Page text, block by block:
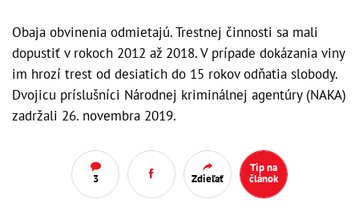
Obaja obvinenia odmietajú. Trestnej činnosti sa mali
dopustiť v rokoch 2012 až 2018. V prípade dokázania viny
im hrozí trest od desiatich do 15 rokov odňatia slobody.
Dvojicu príslušníci Národnej kriminálnej agentúry (NAKA)
zadržali 26. novembra 2019.
3 Zdieľať
Tip na
článok